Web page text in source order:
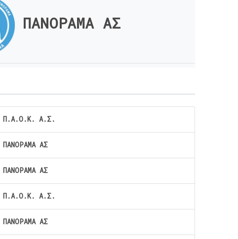
ΠΑΝΟΡΑΜΑ ΑΣ
Π.Α.Ο.Κ. Α.Σ.
ΠΑΝΟΡΑΜΑ ΑΣ
ΠΑΝΟΡΑΜΑ ΑΣ
Π.Α.Ο.Κ. Α.Σ.
ΠΑΝΟΡΑΜΑ ΑΣ